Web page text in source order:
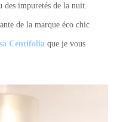
des impuretés de la nuit.
de la marque éco chic
Centifolia que je vous